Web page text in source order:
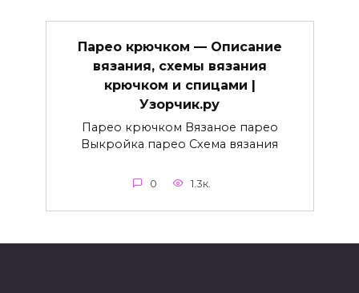
Парео крючком — Описание
вязания, схемы вязания
крючком и спицами |
Узорчик.ру
Парео крючком Вязаное парео
Выкройка парео Схема вязания
0 1.3к.